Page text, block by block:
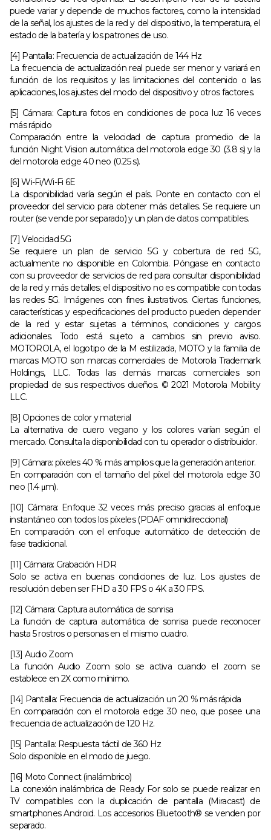
puede variar y depende de muchos factores, como la intensidad
de la señal, los ajustes de la red y del dispositivo, la temperatura, el
estado de la batería y los patrones de uso.
[4] Pantalla: Frecuencia de actualización de 144 Hz
La frecuencia de actualización real puede ser menor y variará en
función de los requisitos y las limitaciones del contenido o las
aplicaciones, los ajustes del modo del dispositivo y otros factores.
[5] Cámara: Captura fotos en condiciones de poca luz 16 veces
más rápido
Comparación entre la velocidad de captura promedio de la
función Night Vision automática del motorola edge 30 (3.8 s) y la
del motorola edge 40 neo (0.25 s).
[6] Wi-Fi/Wi-Fi 6E
La disponibilidad varía según el país. Ponte en contacto con el
proveedor del servicio para obtener más detalles. Se requiere un
router (se vende por separado) y un plan de datos compatibles.
[7] Velocidad 5G
Se requiere un plan de servicio 5G y cobertura de red 5G,
actualmente no disponible en Colombia. Póngase en contacto
con su proveedor de servicios de red para consultar disponibilidad
de la red y más detalles; el dispositivo no es compatible con todas
las redes 5G. Imágenes con fines ilustrativos. Ciertas funciones,
características y especificaciones del producto pueden depender
de la red y estar sujetas a términos, condiciones y cargos
adicionales. Todo está sujeto a cambios sin previo aviso.
MOTOROLA, el logotipo de la M estilizada, MOTO y la familia de
marcas MOTO son marcas comerciales de Motorola Trademark
Holdings, LLC. Todas las demás marcas comerciales son
propiedad de sus respectivos dueños. © 2021 Motorola Mobility
LLC.
[8] Opciones de color y material
La alternativa de cuero vegano y los colores varían según el
mercado. Consulta la disponibilidad con tu operador o distribuidor.
[9] Cámara: píxeles 40 % más amplios que la generación anterior.
En comparación con el tamaño del píxel del motorola edge 30
neo (1.4 μm).
[10] Cámara: Enfoque 32 veces más preciso gracias al enfoque
instantáneo con todos los píxeles (PDAF omnidireccional)
En comparación con el enfoque automático de detección de
fase tradicional.
[11] Cámara: Grabación HDR
Solo se activa en buenas condiciones de luz. Los ajustes de
resolución deben ser FHD a 30 FPS o 4K a 30 FPS.
[12] Cámara: Captura automática de sonrisa
La función de captura automática de sonrisa puede reconocer
hasta 5 rostros o personas en el mismo cuadro.
[13] Audio Zoom
La función Audio Zoom solo se activa cuando el zoom se
establece en 2X como mínimo.
[14] Pantalla: Frecuencia de actualización un 20 % más rápida
En comparación con el motorola edge 30 neo, que posee una
frecuencia de actualización de 120 Hz.
[15] Pantalla: Respuesta táctil de 360 Hz
Solo disponible en el modo de juego.
[16] Moto Connect (inalámbrico)
La conexión inalámbrica de Ready For solo se puede realizar en
TV compatibles con la duplicación de pantalla (Miracast) de
smartphones Android. Los accesorios Bluetooth® se venden por
separado.